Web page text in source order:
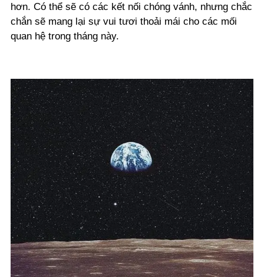
hơn. Có thể sẽ có các kết nối chóng vánh, nhưng chắc
chắn sẽ mang lại sự vui tươi thoải mái cho các mối
quan hệ trong tháng này.